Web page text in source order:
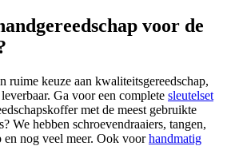
voor de
keuze aan kwaliteitsgereedschap,
Ga voor een complete sleutelset
met de meest gebruikte
We hebben schroevendraaiers, tangen,
en nog veel meer. Ook voorhandmatig